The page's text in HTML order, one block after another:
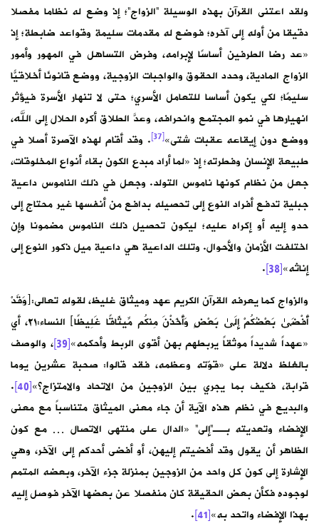
ولقد اعتنى القرآن بهذه الوسيلة “الزواج”؛ إذ وضع له نظاما مفصلا
دقيقا من أوله إلى آخره؛ فوضع له مقدمات سليمة وقواعد ضابطة؛ إذ
«عد رضا الطرفين أساسًا لإبرامه، وفرض التساهل في المهور وأمور
الزواج المادية، وحدد الحقوق والواجبات الزوجية، ووضع قانونًا أخلاقيًّا
سليمًا؛ لكي يكون أساسا للتعامل الأسري؛ حتى لا تنهار الأسرة فيؤثر
انهيارها في نمو المجتمع وانحرافه، وعدَّ الطلاق أكره الحلال إلى الله،
ووضع دون إيقاعه عقبات شتى»[37]
. وقد أقام لهذه الآصرة أصلا في
طبيعة الإنسان وفطرته؛ إذ «لما أراد مبدع الكون بقاء أنواع المخلوقات،
جعل من نظام كونها ناموس التولد. وجعل في ذلك الناموس داعية
جبلية تدفع أفراد النوع إلى تحصيله بدافع من أنفسها غير محتاج إلى
حدو إليه أو إكراه عليه؛ ليكون تحصيل ذلك الناموس مضمونا وإن
اختلفت الأزمان والأحوال. وتلك الداعية هي داعية ميل ذكور النوع إلى
إناثه»[38]
.
والزواج كما يعرفه القرآن الكريم عهد وميثاق غليظ، لقوله تعالى:﴿وَقَدْ
أَفْضَىٰ بَعْضُكُمْ إِلَىٰ بَعْضٍ وَأَخَذْنَ مِنكُم مِّيثَاقًا غَلِيظًا﴾ النساء:٢١، أي
«عهداً شديداً موثقاً يربطهم بهن أقوى الربط وأحكمه»[39]
، والوصف
بالغلظ دلالة على «قوّته وعظمه، فقد قالوا: صحبة عشرين يوما
قرابة، فكيف بما يجري بين الزوجين من الاتحاد والامتزاج؟»[40]
.
والبديع في نظم هذه الآية أن جاء معنى الميثاق متناسباً مع معنى
الإفضاء وتعديته بــ”إلى” «الدال على منتهى الاتصال … مع كون
الظاهر أن يقول وقد أفضيتم إليهن، أو أفضى أحدكم إلى الآخر، وهي
الإشارة إلى كون كل واحد من الزوجين بمنزلة جزء الآخر، وبعضه المتمم
لوجوده فكأن بعض الحقيقة كان منفصلا عن بعضها الآخر فوصل إليه
بهذا الإفضاء واتحد به»[41]
.